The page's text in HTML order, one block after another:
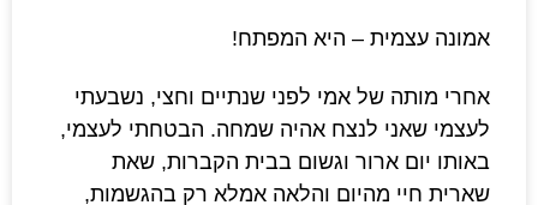
אמונה עצמית – היא המפתח!
אחרי מותה של אמי לפני שנתיים וחצי, נשבעתי
לעצמי שאני לנצח אהיה שמחה. הבטחתי לעצמי,
באותו יום ארור וגשום בבית הקברות, שאת
שארית חיי מהיום והלאה אמלא רק בהגשמות,